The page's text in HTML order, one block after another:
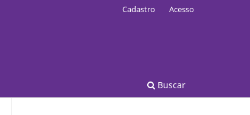
Buscar
Cadastro Acesso